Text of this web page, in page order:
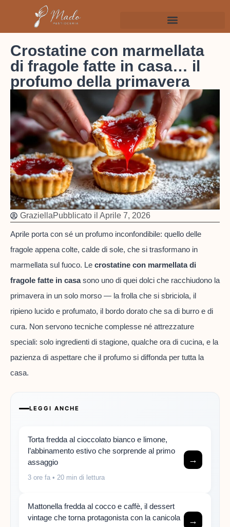
Crostatine con marmellata
di fragole fatte in casa… il
profumo della primavera
GraziellaPubblicato il Aprile 7, 2026
Aprile porta con sé un profumo inconfondibile: quello delle
fragole appena colte, calde di sole, che si trasformano in
marmellata sul fuoco. Le crostatine con marmellata di
fragole fatte in casasono uno di quei dolci che racchiudono la
primavera in un solo morso — la frolla che si sbriciola, il
ripieno lucido e profumato, il bordo dorato che sa di burro e di
cura. Non servono tecniche complesse né attrezzature
speciali: solo ingredienti di stagione, qualche ora di cucina, e la
pazienza di aspettare che il profumo si diffonda per tutta la
casa.
LEGGI ANCHE
Torta fredda al cioccolato bianco e limone,
l’abbinamento estivo che sorprende al primo
assaggio
3 ore fa • 20 min di lettura
→
Mattonella fredda al cocco e caffè, il dessert
vintage che torna protagonista con la canicola
→